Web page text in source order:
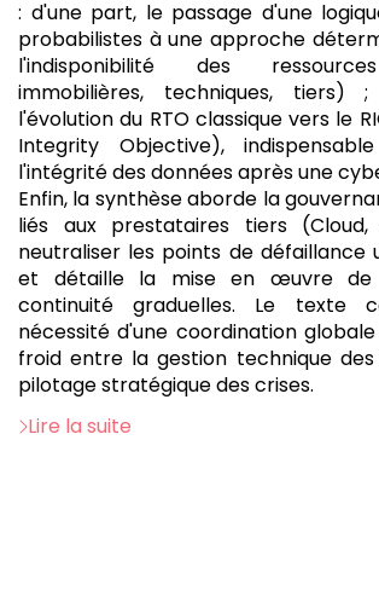
: d'une part, le passage d'une
probabilistes à une approche
l'indisponibilité des
immobilières, techniques, tiers)
l'évolution du RTO classique vers le
Integrity Objective),
l'intégrité des données après une
Enfin, la synthèse aborde la
liés aux prestataires tiers
neutraliser les points de défaillance
et détaille la mise en œuvre de
continuité graduelles. Le texte
nécessité d'une coordination
froid entre la gestion technique
pilotage stratégique des crises.
Lire la suite